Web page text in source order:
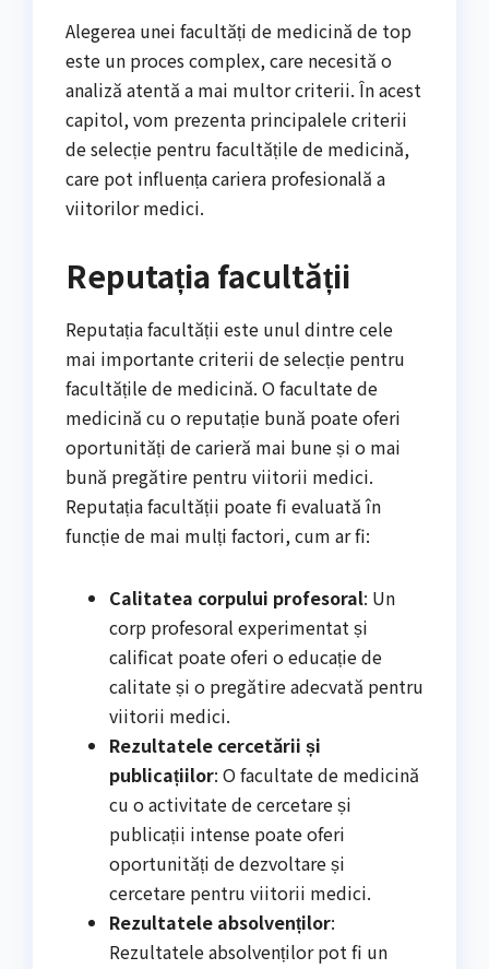
Alegerea unei facultăți de medicină de top
este un proces complex, care necesită o
analiză atentă a mai multor criterii. În acest
capitol, vom prezenta principalele criterii
de selecție pentru facultățile de medicină,
care pot influența cariera profesională a
viitorilor medici.
Reputația facultății
Reputația facultății este unul dintre cele
mai importante criterii de selecție pentru
facultățile de medicină. O facultate de
medicină cu o reputație bună poate oferi
oportunități de carieră mai bune și o mai
bună pregătire pentru viitorii medici.
Reputația facultății poate fi evaluată în
funcție de mai mulți factori, cum ar fi:
Calitatea corpului profesoral: Un
corp profesoral experimentat și
calificat poate oferi o educație de
calitate și o pregătire adecvată pentru
viitorii medici.
Rezultatele cercetării și
publicațiilor: O facultate de medicină
cu o activitate de cercetare și
publicații intense poate oferi
oportunități de dezvoltare și
cercetare pentru viitorii medici.
Rezultatele absolvenților:
Rezultatele absolvenților pot fi un